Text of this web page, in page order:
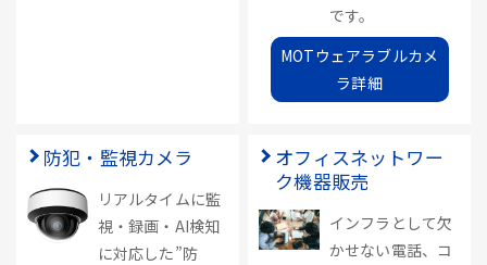
です。
MOTウェアラブルカメ
ラ詳細
防犯・監視カメラ
リアルタイムに監
視・録画・AI検知
に対応した”防
オフィスネットワー
ク機器販売
インフラとして欠
かせない電話、コ